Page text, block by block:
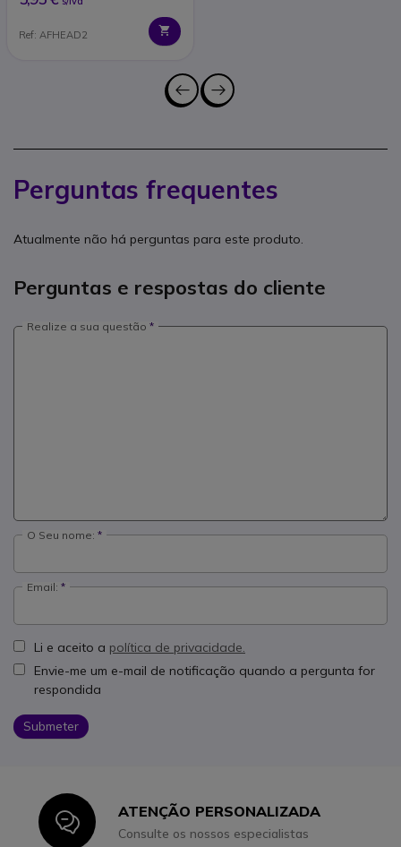
Ref: AFHEAD2
Perguntas frequentes
Atualmente não há perguntas para este produto.
Perguntas e respostas do cliente
Realize a sua questão
O Seu nome:
Email:
Li e aceito a política de privacidade.
Envie-me um e-mail de notificação quando a pergunta for
respondida
Submeter
IconATENÇÃO PERSONALIZADA
Consulte os nossos especialistas